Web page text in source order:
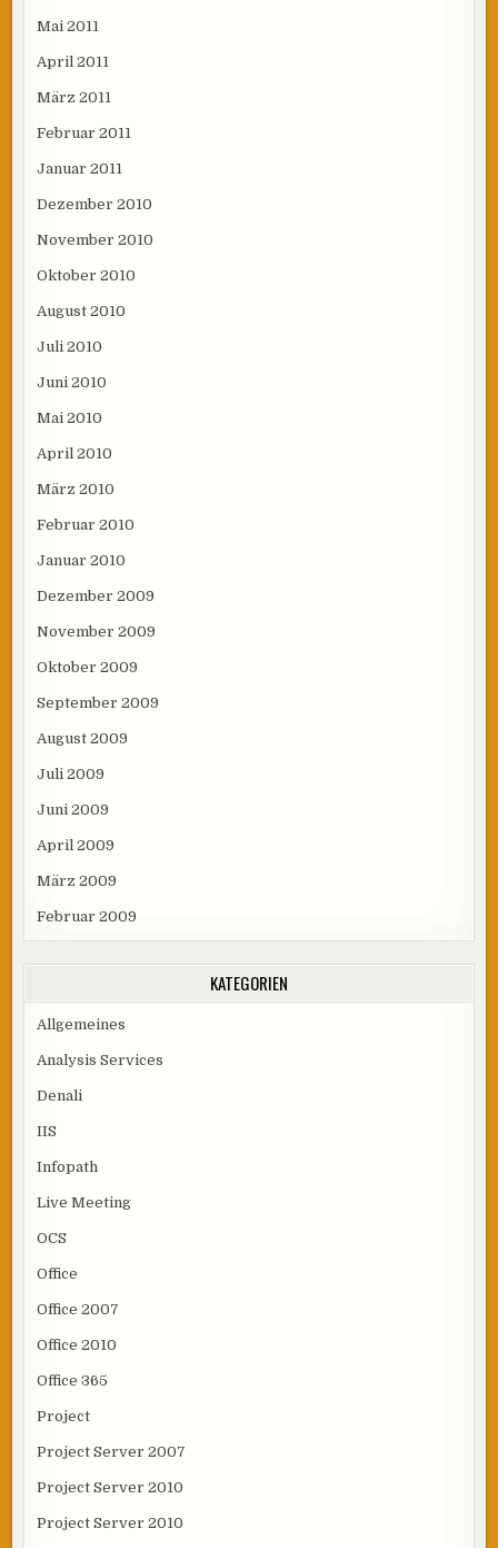
Mai 2011
April 2011
März 2011
Februar 2011
Januar 2011
Dezember 2010
November 2010
Oktober 2010
August 2010
Juli 2010
Juni 2010
Mai 2010
April 2010
März 2010
Februar 2010
Januar 2010
Dezember 2009
November 2009
Oktober 2009
September 2009
August 2009
Juli 2009
Juni 2009
April 2009
März 2009
Februar 2009
KATEGORIEN
Allgemeines
Analysis Services
Denali
IIS
Infopath
Live Meeting
OCS
Office
Office 2007
Office 2010
Office 365
Project
Project Server 2007
Project Server 2010
Project Server 2010